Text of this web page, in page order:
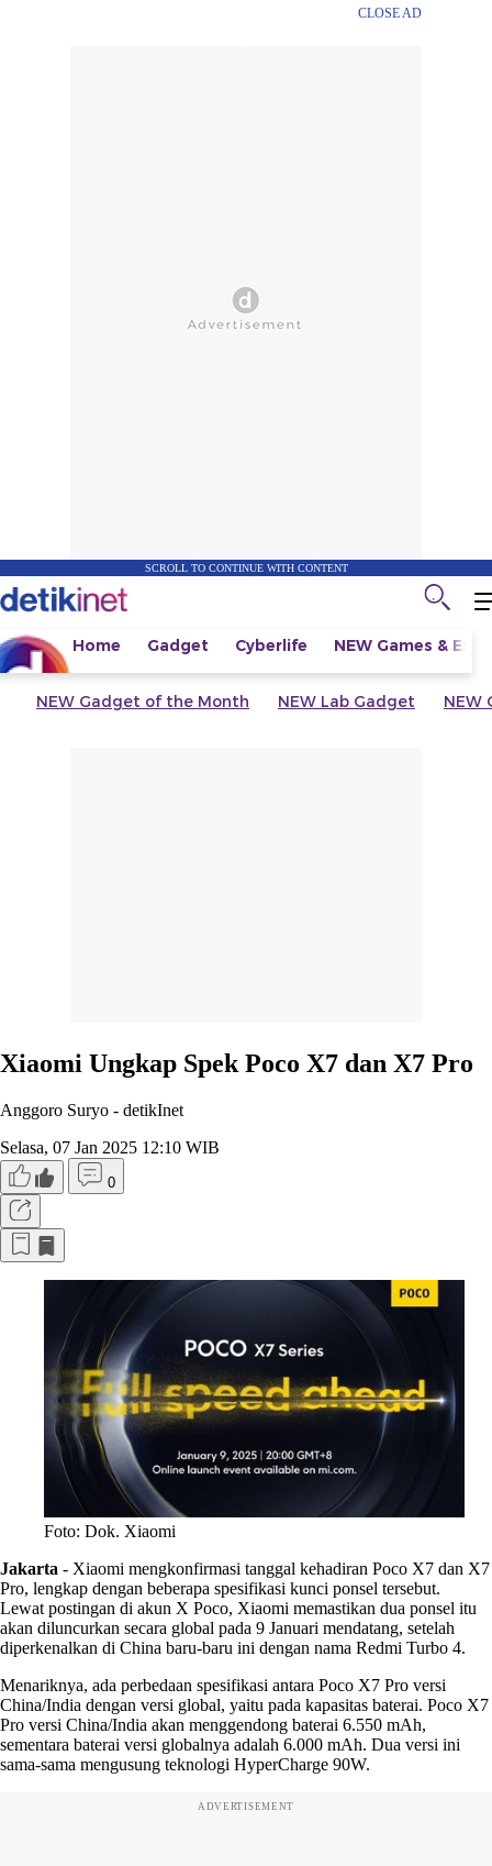
CLOSE AD
SCROLL TO CONTINUE WITH CONTENT
Home Gadget Cyberlife NEW Games &
NEW Gadget of the Month NEW Lab Gadget NEW
Xiaomi Ungkap Spek Poco X7 dan X7 Pro
Anggoro Suryo - detikInet
Selasa, 07 Jan 2025 12:10 WIB
0
Foto: Dok. Xiaomi
Jakarta - Xiaomi mengkonfirmasi tanggal kehadiran Poco X7 dan X7
Pro, lengkap dengan beberapa spesifikasi kunci ponsel tersebut.
Lewat postingan di akun X Poco, Xiaomi memastikan dua ponsel itu
akan diluncurkan secara global pada 9 Januari mendatang, setelah
diperkenalkan di China baru-baru ini dengan nama Redmi Turbo 4.
Menariknya, ada perbedaan spesifikasi antara Poco X7 Pro versi
China/India dengan versi global, yaitu pada kapasitas baterai. Poco X7
Pro versi China/India akan menggendong baterai 6.550 mAh,
sementara baterai versi globalnya adalah 6.000 mAh. Dua versi ini
sama-sama mengusung teknologi HyperCharge 90W.
ADVERTISEMENT